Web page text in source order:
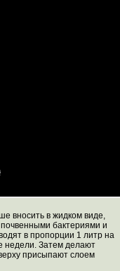
вносить в жидком виде,
бактериями и
в пропорции 1 литр на
недели. Затем делают
присыпают слоем